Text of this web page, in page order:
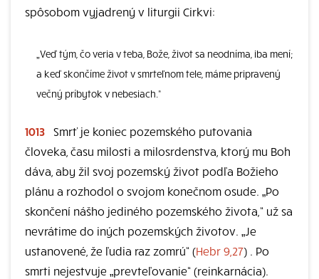
spôsobom vyjadrený v liturgii Cirkvi:
„Veď tým, čo veria v teba, Bože, život sa neodníma, iba mení;
a keď skončíme život v smrteľnom tele, máme pripravený
večný príbytok v nebesiach.“
1013 Smrť je koniec pozemského putovania
človeka, času milosti a milosrdenstva, ktorý mu Boh
dáva, aby žil svoj pozemský život podľa Božieho
plánu a rozhodol o svojom konečnom osude. „Po
skončení nášho jediného pozemského života,“ už sa
nevrátime do iných pozemských životov. „Je
ustanovené, že ľudia raz zomrú“ (Hebr 9,27) . Po
smrti nejestvuje „prevteľovanie“ (reinkarnácia).